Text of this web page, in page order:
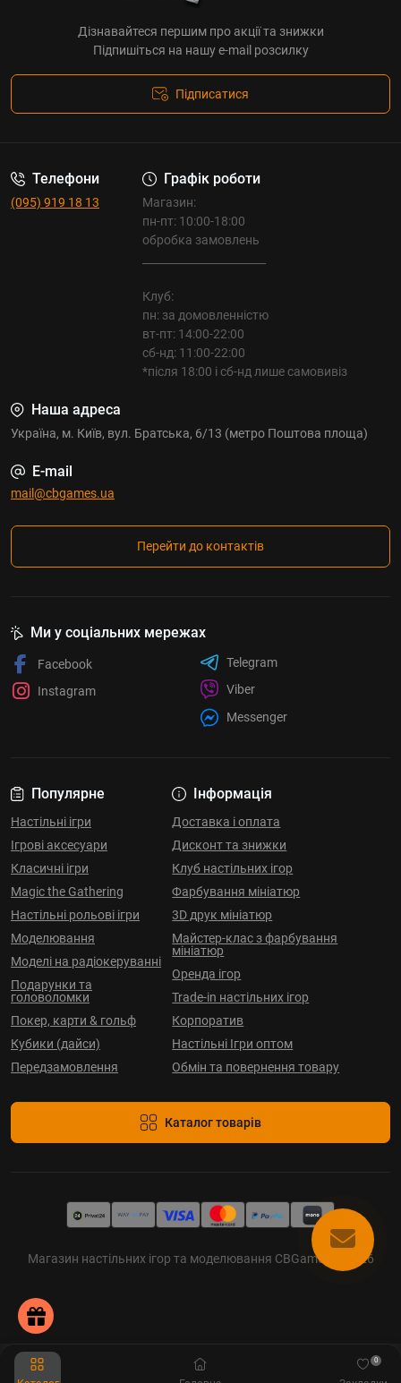
0
Дізнавайтеся першим про акції та знижки
Підпишіться на нашу e-mail розсилку
Підписатися
Телефони
(095) 919 18 13
Графік роботи
Магазин:
пн-пт: 10:00-18:00
обробка замовлень
Клуб:
пн: за домовленністю
вт-пт: 14:00-22:00
сб-нд: 11:00-22:00
*після 18:00 і сб-нд лише самовивіз
Наша адреса
Україна, м. Київ, вул. Братська, 6/13 (метро Поштова площа)
E-mail
mail@cbgames.ua
Перейти до контактів
Популярне
Настільні ігри
Ігрові аксесуари
Класичні ігри
Magic the Gathering
Настільні рольові ігри
Моделювання
Моделі на радіокеруванні
Подарунки та
головоломки
Покер, карти & гольф
Кубики (дайси)
Передзамовлення
Інформація
Доставка і оплата
Дисконт та знижки
Клуб настільних ігор
Фарбування мініатюр
3D друк мініатюр
Майстер-клас з фарбування
мініатюр
Оренда ігор
Trade-in настільних ігор
Корпоратив
Настільні Ігри оптом
Обмін та повернення товару
Каталог товарів
Ми у соціальних мережах
Facebook
Instagram
Telegram
Viber
Messenger
Магазин настільних ігор та моделювання CBGames © 2026